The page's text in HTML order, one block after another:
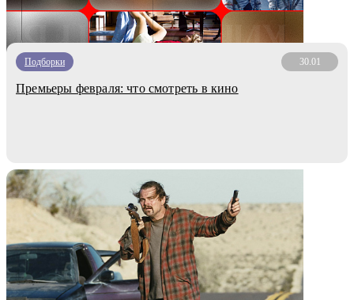
Подборки 30.01
Премьеры февраля: что смотреть в кино